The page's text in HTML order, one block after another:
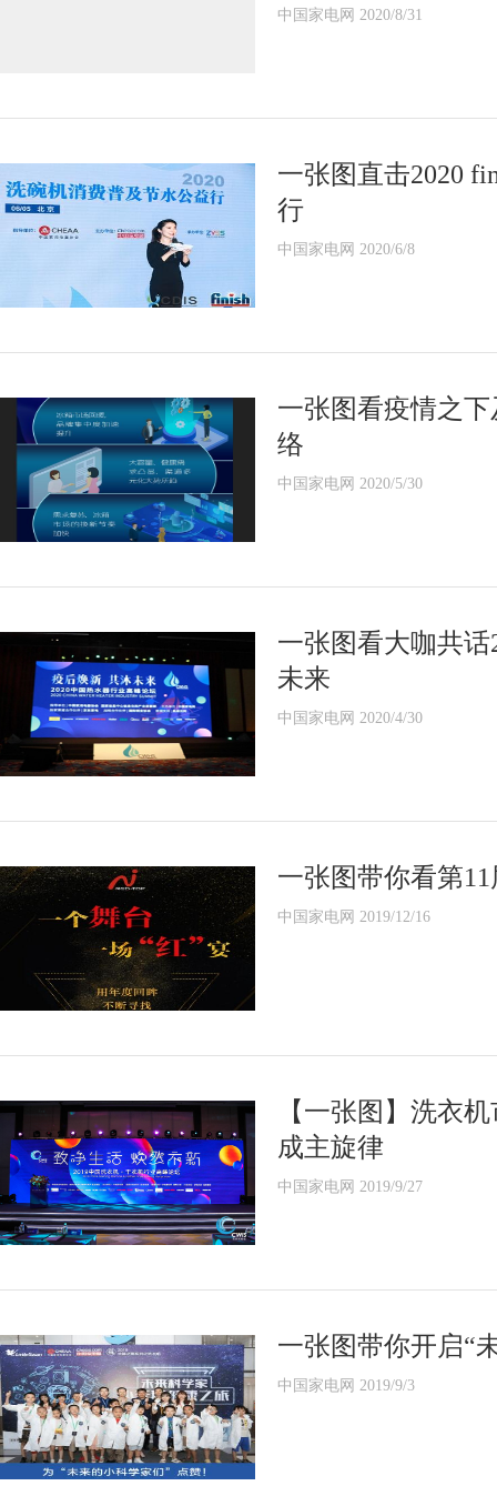
中国家电网 2020/8/31
一张图直击2020
行
中国家电网 2020/6/8
一张图看疫情之
络
中国家电网 2020/5/30
一张图看大咖共
未来
中国家电网 2020/4/30
一张图带你看第
中国家电网 2019/12/16
【一张图】洗衣
成主旋律
中国家电网 2019/9/27
一张图带你开启“
中国家电网 2019/9/3